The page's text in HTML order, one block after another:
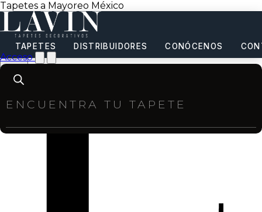
Tapetes a Mayoreo México
TAPETES DISTRIBUIDORES CONÓCENOS
Acceso
Products
search